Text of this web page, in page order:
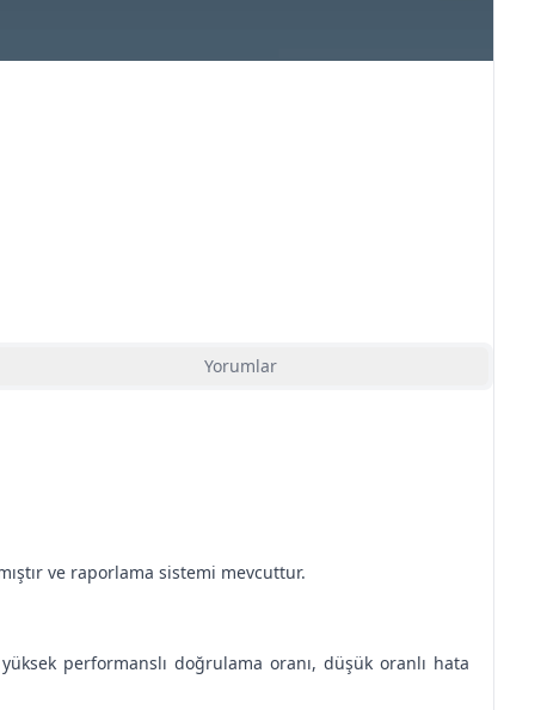
Yorumlar
ve raporlama sistemi mevcuttur.
performanslı doğrulama oranı, düşük oranlı hata